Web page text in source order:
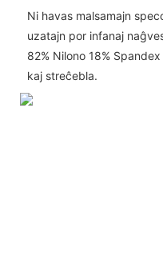
Ni havas malsamajn
uzatajn por infanaj
82% Nilono 18%
kaj streĉebla.